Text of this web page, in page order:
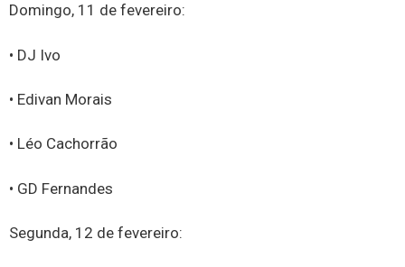
Domingo, 11 de fevereiro:
• DJ Ivo
• Edivan Morais
• Léo Cachorrão
• GD Fernandes
Segunda, 12 de fevereiro: